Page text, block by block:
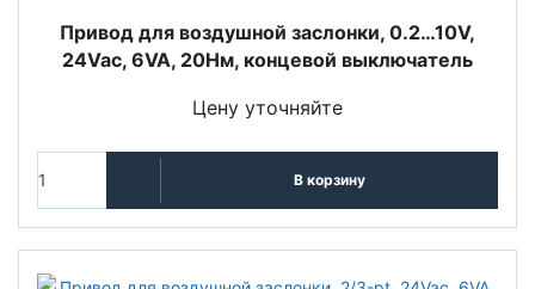
Привод для воздушной заслонки, 0.2…10V,
24Vac, 6VA, 20Нм, концевой выключатель
Цену уточняйте
В корзину